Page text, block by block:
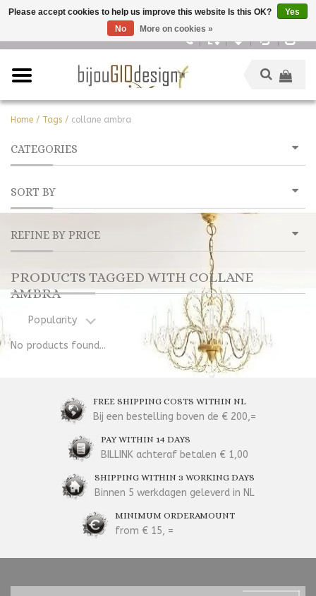
Home / Tags / collane ambra
CATEGORIES
SORT BY
REFINE BY PRICE
PRODUCTS TAGGED WITH COLLANE
AMBRA
Popularity
No products found...
FREE SHIPPING COSTS WITHIN NL
Bij een bestelling boven de € 200,=
PAY WITHIN 14 DAYS
BILLINK achteraf betalen € 1,00
SHIPPING WITHIN 3 WORKING DAYS
Binnen 5 werkdagen geleverd in NL
MINIMUM ORDERAMOUNT
from € 15, =
Please accept cookies to help us improve this website Is this OK?
Yes
No
More on cookies »